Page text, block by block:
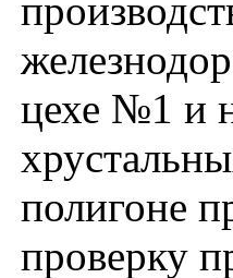
цехе №1 и
полигоне
проверку